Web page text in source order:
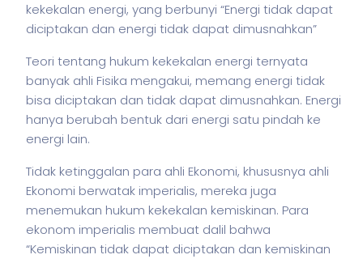
kekekalan energi, yang berbunyi “Energi tidak dapat
diciptakan dan energi tidak dapat dimusnahkan”
Teori tentang hukum kekekalan energi ternyata
banyak ahli Fisika mengakui, memang energi tidak
bisa diciptakan dan tidak dapat dimusnahkan. Energi
hanya berubah bentuk dari energi satu pindah ke
energi lain.
Tidak ketinggalan para ahli Ekonomi, khususnya ahli
Ekonomi berwatak imperialis, mereka juga
menemukan hukum kekekalan kemiskinan. Para
ekonom imperialis membuat dalil bahwa
“Kemiskinan tidak dapat diciptakan dan kemiskinan